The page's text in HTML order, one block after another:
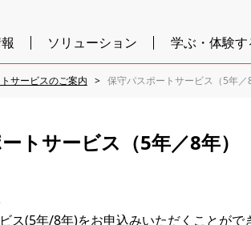
ソリューション 学ぶ・体験す
サービスのご案内 保守パスポートサービス（5年／8
トサービス（5年／8年）
(5年/8年)をお申込みいただくことがで